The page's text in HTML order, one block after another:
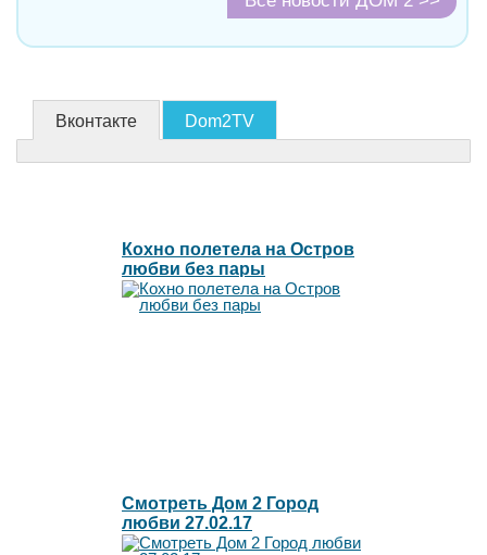
Вконтакте Dom2TV
Кохно полетела на Остров
любви без пары
Смотреть Дом 2 Город
любви 27.02.17